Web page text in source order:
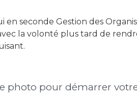
en seconde Gestion des
la volonté plus tard de
photo pour démarrer